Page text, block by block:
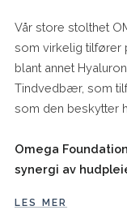
Vår store stolthet
som virkelig tilfører
blant annet
Tindvedbær, som
som den beskytter
Omega
synergi av
LES MER